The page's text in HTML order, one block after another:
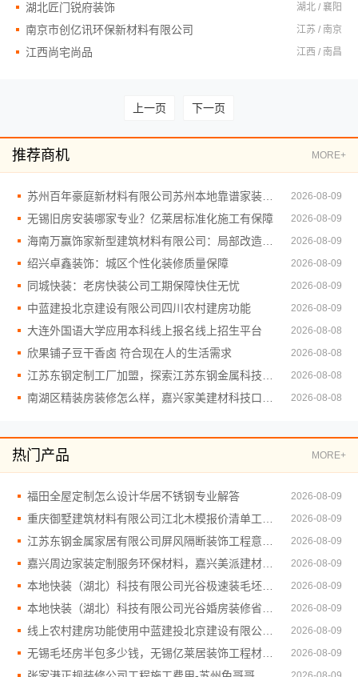
湖北匠门锐府装饰 湖北 / 襄阳
南京市创亿讯环保新材料有限公司 江苏 / 南京
江西尚宅尚品 江西 / 南昌
上一页 下一页
推荐商机 MORE+
2026-08-09
无锡旧房安装哪家专业？亿莱居标准化施工有保障 2026-08-09
2026-08-09
绍兴卓鑫装饰：城区个性化装修质量保障 2026-08-09
同城快装：老房快装公司工期保障快住无忧 2026-08-09
中蓝建投北京建设有限公司四川农村建房功能 2026-08-09
大连外国语大学应用本科线上报名线上招生平台 2026-08-08
欣果铺子豆干香卤 符合现在人的生活需求 2026-08-08
2026-08-08
2026-08-08
热门产品 MORE+
福田全屋定制怎么设计华居不锈钢专业解答 2026-08-09
2026-08-09
2026-08-09
2026-08-09
2026-08-09
2026-08-09
2026-08-09
2026-08-09